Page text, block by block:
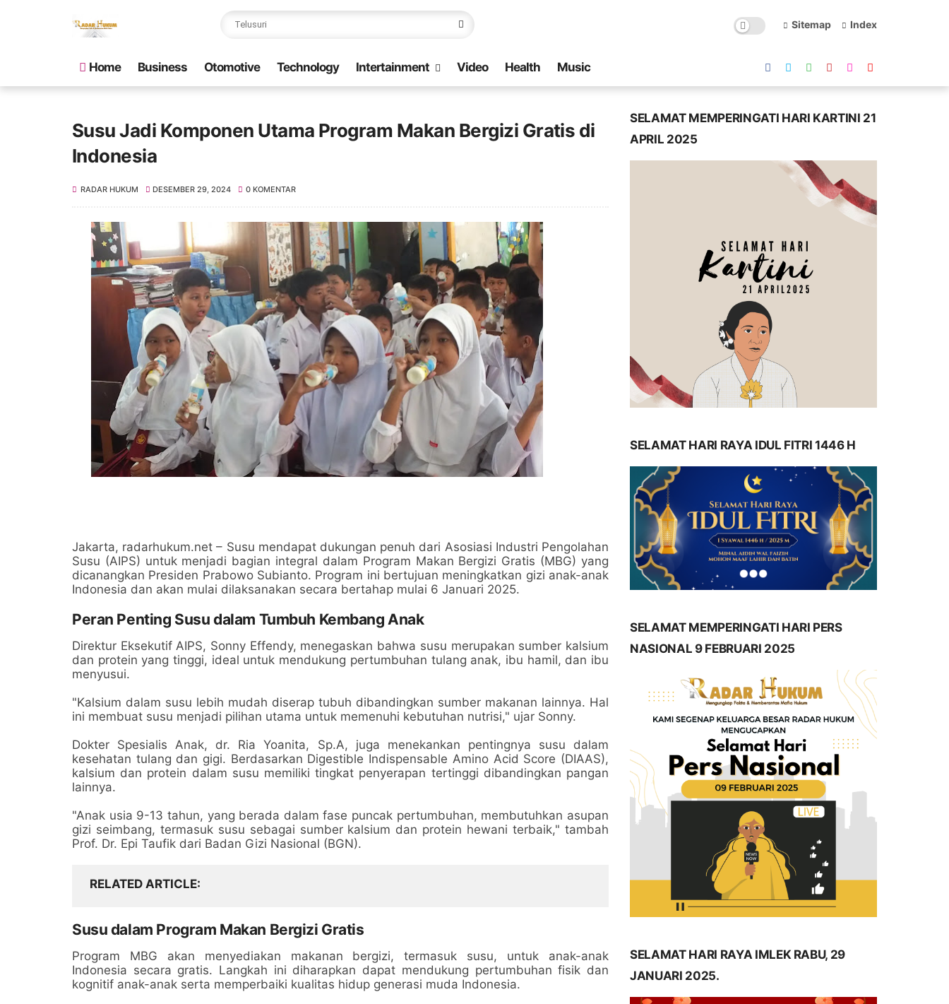
Sitemap Index
Home Business Otomotive Technology Intertainment Video Health Music
Susu Jadi Komponen Utama Program Makan Bergizi Gratis di
Indonesia
RADAR HUKUM DESEMBER 29, 2024 0 KOMENTAR
Jakarta, radarhukum.net – Susu mendapat dukungan penuh dari Asosiasi Industri Pengolahan
Susu (AIPS) untuk menjadi bagian integral dalam Program Makan Bergizi Gratis (MBG) yang
dicanangkan Presiden Prabowo Subianto. Program ini bertujuan meningkatkan gizi anak-anak
Indonesia dan akan mulai dilaksanakan secara bertahap mulai 6 Januari 2025.
Peran Penting Susu dalam Tumbuh Kembang Anak
Direktur Eksekutif AIPS, Sonny Effendy, menegaskan bahwa susu merupakan sumber kalsium
dan protein yang tinggi, ideal untuk mendukung pertumbuhan tulang anak, ibu hamil, dan ibu
menyusui.
"Kalsium dalam susu lebih mudah diserap tubuh dibandingkan sumber makanan lainnya. Hal
ini membuat susu menjadi pilihan utama untuk memenuhi kebutuhan nutrisi," ujar Sonny.
Dokter Spesialis Anak, dr. Ria Yoanita, Sp.A, juga menekankan pentingnya susu dalam
kesehatan tulang dan gigi. Berdasarkan Digestible Indispensable Amino Acid Score (DIAAS),
kalsium dan protein dalam susu memiliki tingkat penyerapan tertinggi dibandingkan pangan
lainnya.
"Anak usia 9-13 tahun, yang berada dalam fase puncak pertumbuhan, membutuhkan asupan
gizi seimbang, termasuk susu sebagai sumber kalsium dan protein hewani terbaik," tambah
Prof. Dr. Epi Taufik dari Badan Gizi Nasional (BGN).
RELATED ARTICLE
Susu dalam Program Makan Bergizi Gratis
Program MBG akan menyediakan makanan bergizi, termasuk susu, untuk anak-anak
Indonesia secara gratis. Langkah ini diharapkan dapat mendukung pertumbuhan fisik dan
kognitif anak-anak serta memperbaiki kualitas hidup generasi muda Indonesia.
SELAMAT MEMPERINGATI HARI KARTINI 21
APRIL 2025
SELAMAT HARI RAYA IDUL FITRI 1446 H
SELAMAT MEMPERINGATI HARI PERS
NASIONAL 9 FEBRUARI 2025
SELAMAT HARI RAYA IMLEK RABU, 29
JANUARI 2025.